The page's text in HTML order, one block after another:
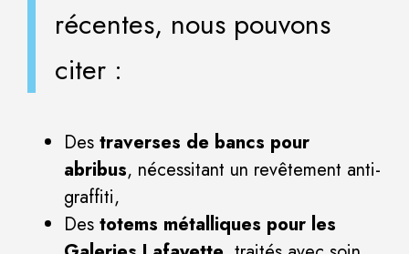
récentes, nous pouvons
citer :
Des traverses de bancs pour
abribus, nécessitant un revêtement anti-
graffiti,
Des totems métalliques pour les